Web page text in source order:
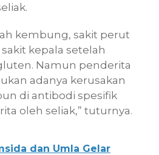
kembung, sakit perut
kepala setelah
Namun penderita
adanya kerusakan
di antibodi spesifik
oleh seliak,” tuturnya.
dan Umla Gelar